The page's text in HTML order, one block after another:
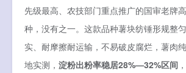
先级最高、农技部门重点推广的国审老牌
种，没有之一。这款品种薯块纺锤形规整
实、耐摩擦耐运输，不易破皮腐烂，薯肉
地实测， 淀粉出粉率稳居28%—32%区间